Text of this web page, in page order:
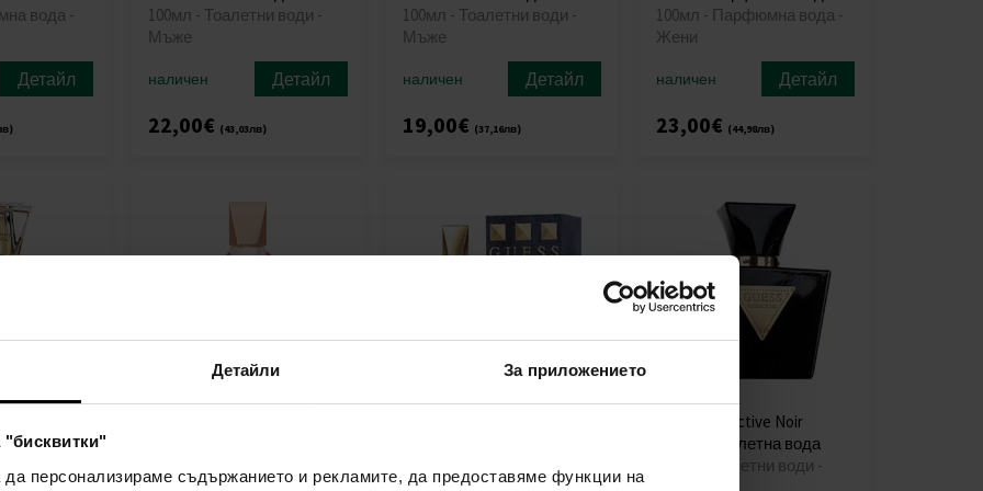
Детайли За приложението
"бисквитки"
да персонализираме съдържанието и рекламите, да предоставяме функции на
вода -
Детайл
100мл - Тоалетни води -
Мъже
наличен Детайл
22,00€ (43,03лв)
100мл - Тоалетни води -
Мъже
наличен Детайл
19,00€ (37,16лв)
100мл - Парфюмна вода -
Жени
наличен Детайл
23,00€ (44,98лв)
-
Guess Seductive Noir
Women Тоалетна вода
75мл - Тоалетни води -